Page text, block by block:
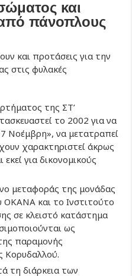
και
πάνοπλους
και προτάσεις για την
στις φυλακές
της ΣΤ’
το 2002 για να
Νοέμβρη», να μετατραπεί
χαρακτηριστεί άκρως
εκεί για δικονομικούς
μεταφοράς της μονάδας
και το Ινστιτούτο
σε κλειστό κατάστημα
ως
παραμονής
Κορυδαλλού.
τη διάρκεια των